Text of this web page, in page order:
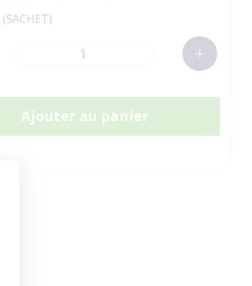
(SACHET)
Ajouter au panier